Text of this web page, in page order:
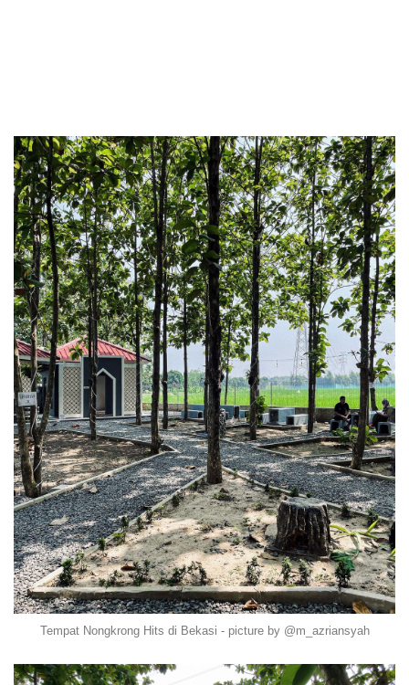
Tempat Nongkrong Hits di Bekasi - picture by @m_azriansyah